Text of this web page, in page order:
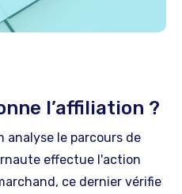
l’affiliation ?
analyse le parcours de
effectue l'action
ce dernier vérifie